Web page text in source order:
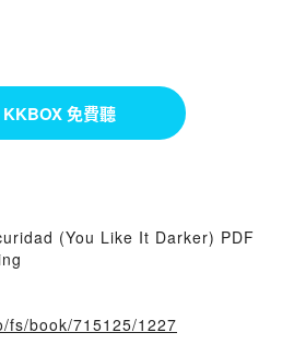
免費聽
(You Like It Darker) PDF
fs/book/715125/1227